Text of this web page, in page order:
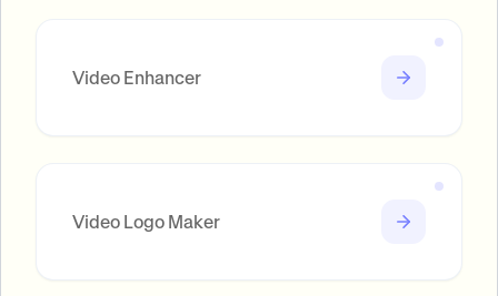
Video Enhancer
Video Logo Maker